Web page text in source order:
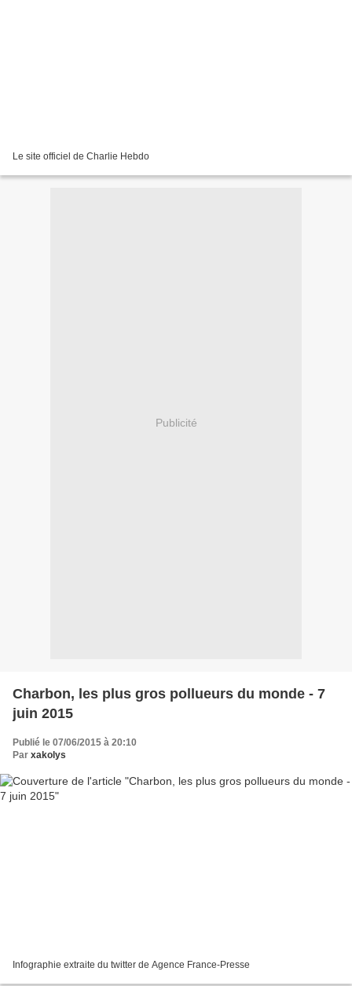
Le site officiel de Charlie Hebdo
Publicité
Charbon, les plus gros pollueurs du monde - 7
juin 2015
Publié le 07/06/2015 à 20:10
Par xakolys
Infographie extraite du twitter de Agence France-Presse